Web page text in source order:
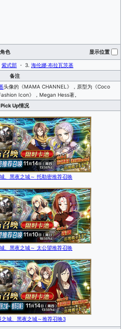
色 显示位置
紫式部 ・ 3. 海伦娜·布拉瓦茨基
备注
头像的《MAMA CHANNEL》，原型为《Coco
Icon》，Megan Hess著。
Pick Up情况
、黑夜之城～ 托勒密推荐召唤
、黑夜之城～ 太公望推荐召唤
城、黑夜之城～推荐召唤3